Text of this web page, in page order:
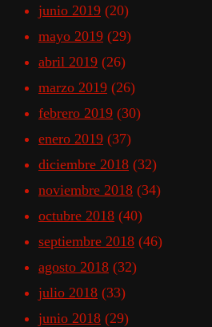
junio 2019 (20)
mayo 2019 (29)
abril 2019 (26)
marzo 2019 (26)
febrero 2019 (30)
enero 2019 (37)
diciembre 2018 (32)
noviembre 2018 (34)
octubre 2018 (40)
septiembre 2018 (46)
agosto 2018 (32)
julio 2018 (33)
junio 2018 (29)